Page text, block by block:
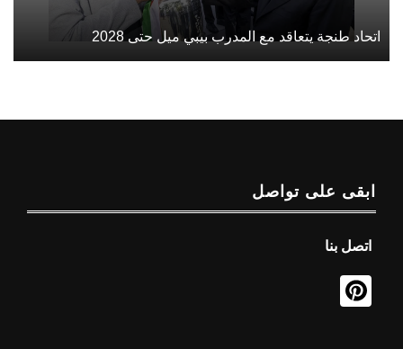
اتحاد طنجة يتعاقد مع المدرب بيبي ميل حتى 2028
ابقى على تواصل
اتصل بنا